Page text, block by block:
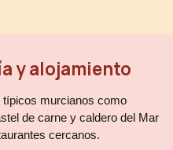
y alojamiento
típicos murcianos como
de carne y caldero del Mar
cercanos.